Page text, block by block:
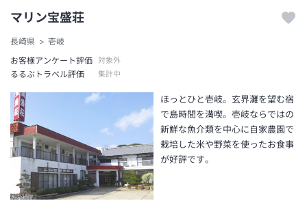
マリン宝盛荘
長崎県
壱岐
お客様アンケート評価
対象外
るるぶトラベル評価 集計中
ほっとひと壱岐。玄界灘を望む宿
で島時間を満喫。壱岐ならではの
新鮮な魚介類を中心に自家農園で
栽培した米や野菜を使ったお食事
が好評です。